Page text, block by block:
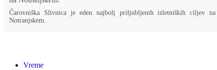
Čarovniška Slivnica je eden najbolj priljubljenih izletniških ciljev na
Notranjskem.
Vreme